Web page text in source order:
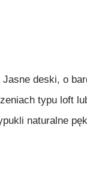
deski, o
typu loft
naturalne